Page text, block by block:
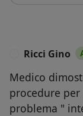
Ricci Gino
Medico
procedure
problema "